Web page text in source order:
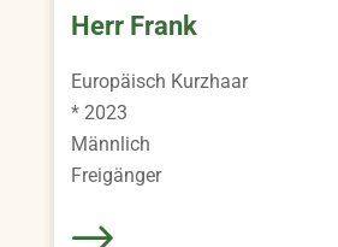
Herr Frank
Europäisch Kurzhaar
* 2023
Männlich
Freigänger